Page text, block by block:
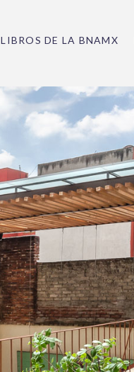
LIBROS DE LA BNAMX